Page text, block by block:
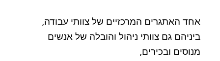
אחד האתגרים המרכזיים של צוותי עבודה,
ביניהם גם צוותי ניהול והובלה של אנשים
מנוסים ובכירים,